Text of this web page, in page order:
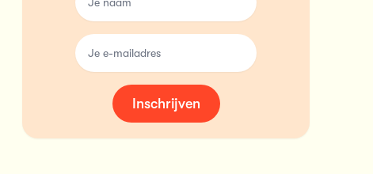
email
Inschrijven